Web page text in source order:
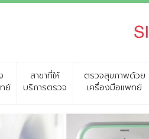
ย์
สาขาที่ให้
บริการตรวจ
ตรวจสุขภาพด้วย
เครื่องมือแพทย์